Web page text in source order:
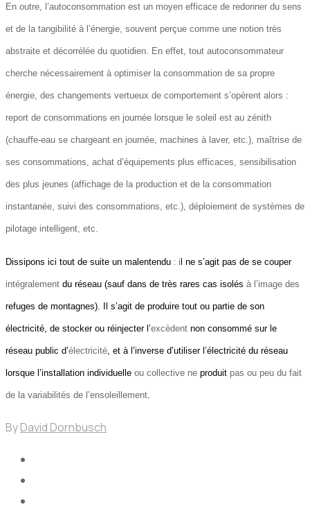
En outre, l’autoconsommation est un moyen efficace de redonner du sens
et de la tangibilité à l’énergie, souvent perçue comme une notion très
abstraite et décorrélée du quotidien. En effet, tout autoconsommateur
cherche nécessairement à optimiser la consommation de sa propre
énergie, des changements vertueux de comportement s’opèrent alors :
report de consommations en journée lorsque le soleil est au zénith
(chauffe-eau se chargeant en journée, machines à laver, etc.), maîtrise de
ses consommations, achat d’équipements plus efficaces, sensibilisation
des plus jeunes (affichage de la production et de la consommation
instantanée, suivi des consommations, etc.), déploiement de systèmes de
pilotage intelligent, etc.
Dissipons ici tout de suite un malentendu : il ne s’agit pas de se couper
intégralement du réseau (sauf dans de très rares cas isolés à l’image des
refuges de montagnes). Il s’agit de produire tout ou partie de son
électricité, de stocker ou réinjecter l’excèdent non consommé sur le
réseau public d’électricité , et à l’inverse d’utiliser l’électricité du réseau
lorsque l’installation individuelle ou collective ne produit pas ou peu du fait
de la variabilités de l’ensoleillement
ByDavid Dornbusch